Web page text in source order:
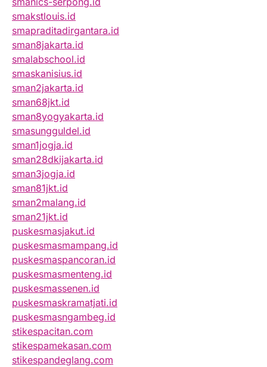
smakstlouis.id
smapraditadirgantara.id
sman8jakarta.id
smalabschool.id
smaskanisius.id
sman2jakarta.id
sman68jkt.id
sman8yogyakarta.id
smasungguldel.id
sman1jogja.id
sman28dkijakarta.id
sman3jogja.id
sman81jkt.id
sman2malang.id
sman21jkt.id
puskesmasjakut.id
puskesmasmampang.id
puskesmaspancoran.id
puskesmasmenteng.id
puskesmassenen.id
puskesmaskramatjati.id
puskesmasngambeg.id
stikespacitan.com
stikespamekasan.com
stikespandeglang.com